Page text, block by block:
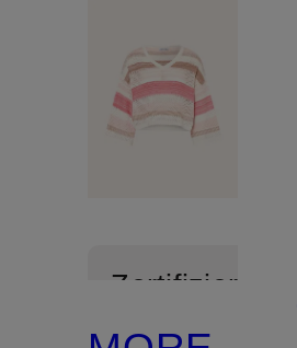
Zertifiziert